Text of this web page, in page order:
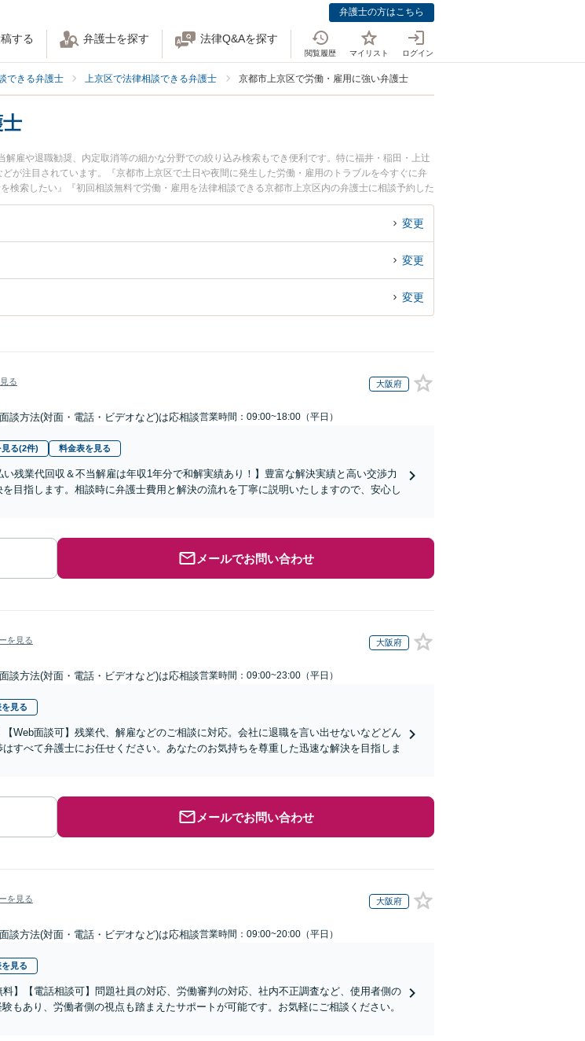
弁護士の方はこちら
する 弁護士を探す 法律Q&Aを探す
閲覧履歴 マイリスト ログイン
できる弁護士 上京区で法律相談できる弁護士 京都市上京区で労働・雇用に強い弁護士
雇や退職勧奨、内定取消等の細かな分野での絞り込み検索もでき便利です。特に福井・稲田・上辻
が注目されています。『京都市上京区で土日や夜間に発生した労働・雇用のトラブルを今すぐに弁
検索したい』『初回相談無料で労働・雇用を法律相談できる京都市上京区内の弁護士に相談予約した
変更
変更
変更
る 大阪府
面談方法(対面・電話・ビデオなど)は応相談営業時間：09:00~18:00（平日）
る(2件) 料金表を見る
残業代回収＆不当解雇は年収1年分で和解実績あり！】豊富な解決実績と高い交渉力
目指します。相談時に弁護士費用と解決の流れを丁寧に説明いたしますので、安心し
メールでお問い合わせ
を見る 大阪府
面談方法(対面・電話・ビデオなど)は応相談営業時間：09:00~23:00（平日）
見る
Web面談可】残業代、解雇などのご相談に対応。会社に退職を言い出せないなどどん
すべて弁護士にお任せください。あなたのお気持ちを尊重した迅速な解決を目指しま
メールでお問い合わせ
を見る 大阪府
面談方法(対面・電話・ビデオなど)は応相談営業時間：09:00~20:00（平日）
見る
料】【電話相談可】問題社員の対応、労働審判の対応、社内不正調査など、使用者側の
もあり、労働者側の視点も踏まえたサポートが可能です。お気軽にご相談ください。